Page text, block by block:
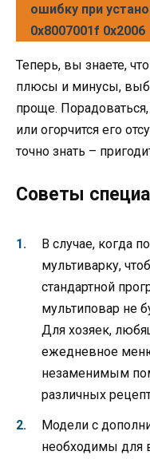
ошибку при
0x8007001f 0x2006
Теперь, вы знаете,
плюсы и минусы,
проще.
или огорчится его
точно знать –
Советы
В случае, когда
мультиварку,
стандартной
мультиповар не
Для хозяек,
ежедневное
незаменимым
различных
Модели с
необходимы для